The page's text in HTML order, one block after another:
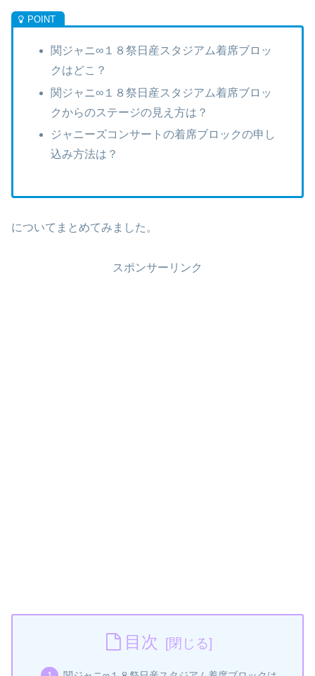
関ジャニ∞１８祭日産スタジアム着席ブロッ
クはどこ？
関ジャニ∞１８祭日産スタジアム着席ブロッ
クからのステージの見え方は？
ジャニーズコンサートの着席ブロックの申し
込み方法は？
についてまとめてみました。
スポンサーリンク
目次